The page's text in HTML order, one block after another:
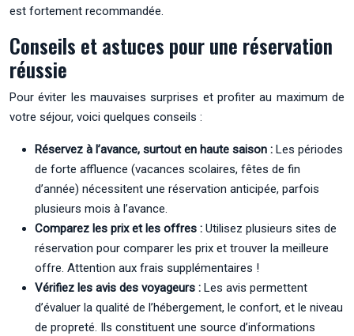
est fortement recommandée.
Conseils et astuces pour une réservation
réussie
Pour éviter les mauvaises surprises et profiter au maximum de
votre séjour, voici quelques conseils :
Réservez à l’avance, surtout en haute saison : Les périodes
de forte affluence (vacances scolaires, fêtes de fin
d’année) nécessitent une réservation anticipée, parfois
plusieurs mois à l’avance.
Comparez les prix et les offres : Utilisez plusieurs sites de
réservation pour comparer les prix et trouver la meilleure
offre. Attention aux frais supplémentaires !
Vérifiez les avis des voyageurs : Les avis permettent
d’évaluer la qualité de l’hébergement, le confort, et le niveau
de propreté. Ils constituent une source d’informations